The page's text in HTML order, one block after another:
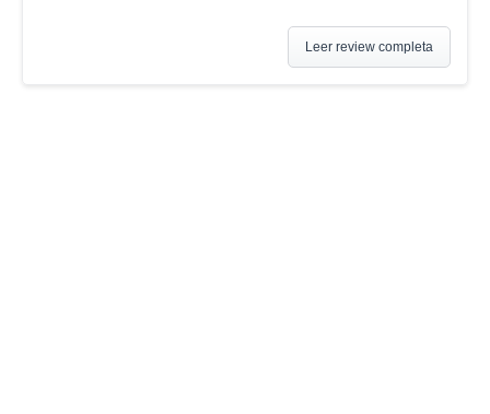
Leer review completa